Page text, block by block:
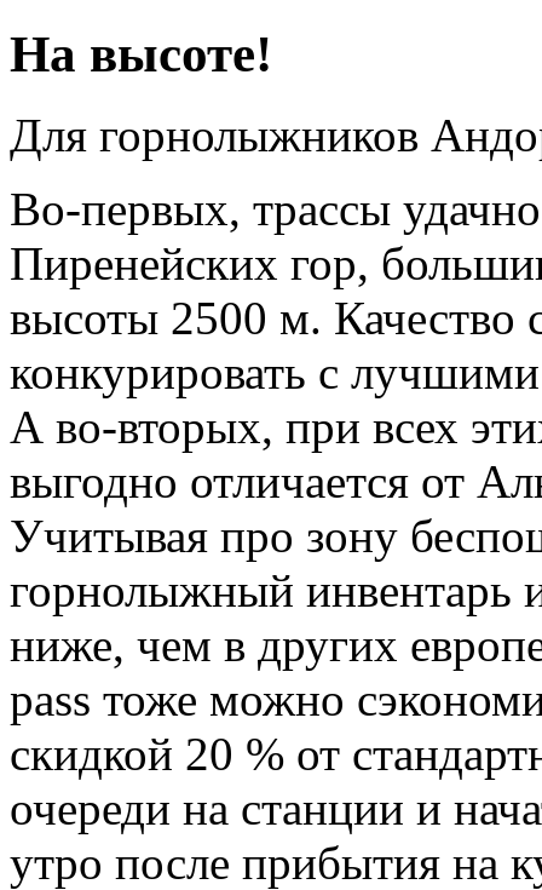
На высоте!
Для горнолыжников
Во-первых, трассы
Пиренейских гор,
высоты 2500 м. Качество
конкурировать с
А во-вторых, при всех
выгодно отличается от
Учитывая про зону
горнолыжный инвентарь
ниже, чем в других
pass тоже можно
скидкой 20 % от
очереди на станции и
утро после прибытия на